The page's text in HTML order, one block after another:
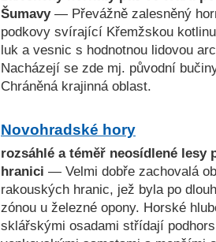
Šumavy— Převážně zalesněný
podkovy svírající Křemžskou
luk a vesnic s hodnotnou lidovou
Nacházejí se zde mj. původní
Chráněná krajinná oblast.
Novohradské hory
rozsáhlé a téměř neosídlené lesy
hranici — Velmi dobře zachovalá
rakouských hranic, jež byla po
zónou u železné opony. Horské
sklářskými osadami střídají